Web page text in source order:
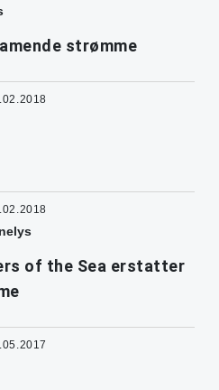
strømme
of the Sea erstatter